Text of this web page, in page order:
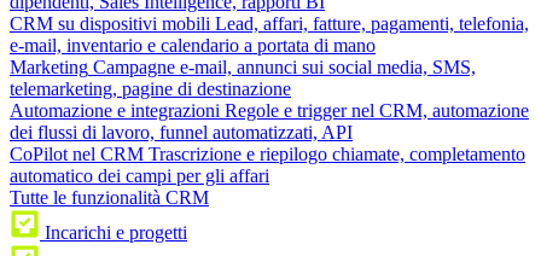
CRM su dispositivi mobili Lead, affari, fatture, pagamenti, telefonia,
e-mail, inventario e calendario a portata di mano
Marketing Campagne e-mail, annunci sui social media, SMS,
telemarketing, pagine di destinazione
Automazione e integrazioni Regole e trigger nel CRM, automazione
dei flussi di lavoro, funnel automatizzati, API
CoPilot nel CRM Trascrizione e riepilogo chiamate, completamento
automatico dei campi per gli affari
Tutte le funzionalità CRM
Incarichi e progetti